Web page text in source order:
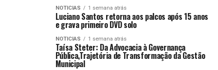
NOTICIAS 1 semana atrás
Luciano Santos retorna aos palcos após 15 anos
e grava primeiro DVD solo
NOTICIAS 1 semana atrás
Taísa Steter: Da Advocacia à Governança
Pública,Trajetória de Transformação da Gestão
Municipal